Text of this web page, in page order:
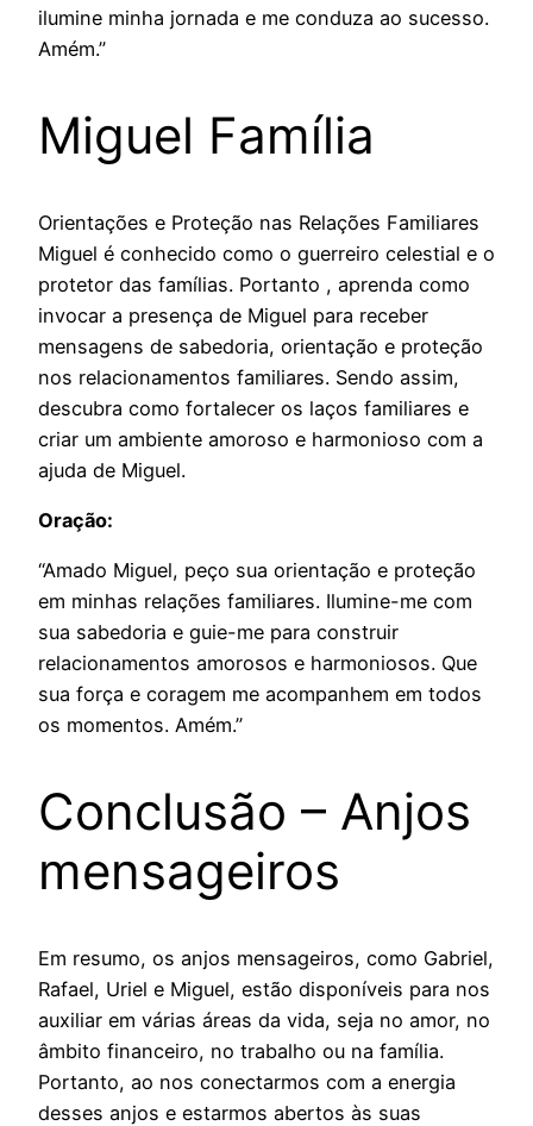
ilumine minha jornada e me conduza ao sucesso.
Amém.”
Miguel Família
Orientações e Proteção nas Relações Familiares
Miguel é conhecido como o guerreiro celestial e o
protetor das famílias. Portanto , aprenda como
invocar a presença de Miguel para receber
mensagens de sabedoria, orientação e proteção
nos relacionamentos familiares. Sendo assim,
descubra como fortalecer os laços familiares e
criar um ambiente amoroso e harmonioso com a
ajuda de Miguel.
Oração:
“Amado Miguel, peço sua orientação e proteção
em minhas relações familiares. Ilumine-me com
sua sabedoria e guie-me para construir
relacionamentos amorosos e harmoniosos. Que
sua força e coragem me acompanhem em todos
os momentos. Amém.”
Conclusão – Anjos
mensageiros
Em resumo, os anjos mensageiros, como Gabriel,
Rafael, Uriel e Miguel, estão disponíveis para nos
auxiliar em várias áreas da vida, seja no amor, no
âmbito financeiro, no trabalho ou na família.
Portanto, ao nos conectarmos com a energia
desses anjos e estarmos abertos às suas